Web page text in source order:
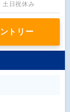
土日祝休み
トリー